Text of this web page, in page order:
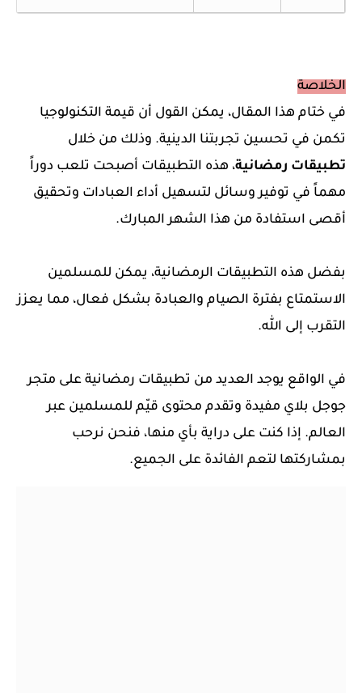
الخلاصة
في ختام هذا المقال، يمكن القول أن قيمة التكنولوجيا
تكمن في تحسين تجربتنا الدينية. وذلك من خلال
تطبيقات رمضانية، هذه التطبيقات أصبحت تلعب دوراً
مهماً في توفير وسائل لتسهيل أداء العبادات وتحقيق
أقصى استفادة من هذا الشهر المبارك.
بفضل هذه التطبيقات الرمضانية، يمكن للمسلمين
الاستمتاع بفترة الصيام والعبادة بشكل فعال، مما يعزز
التقرب إلى الله.
في الواقع يوجد العديد من تطبيقات رمضانية على متجر
جوجل بلاي مفيدة وتقدم محتوى قيّم للمسلمين عبر
العالم. إذا كنت على دراية بأي منها، فنحن نرحب
بمشاركتها لتعم الفائدة على الجميع.